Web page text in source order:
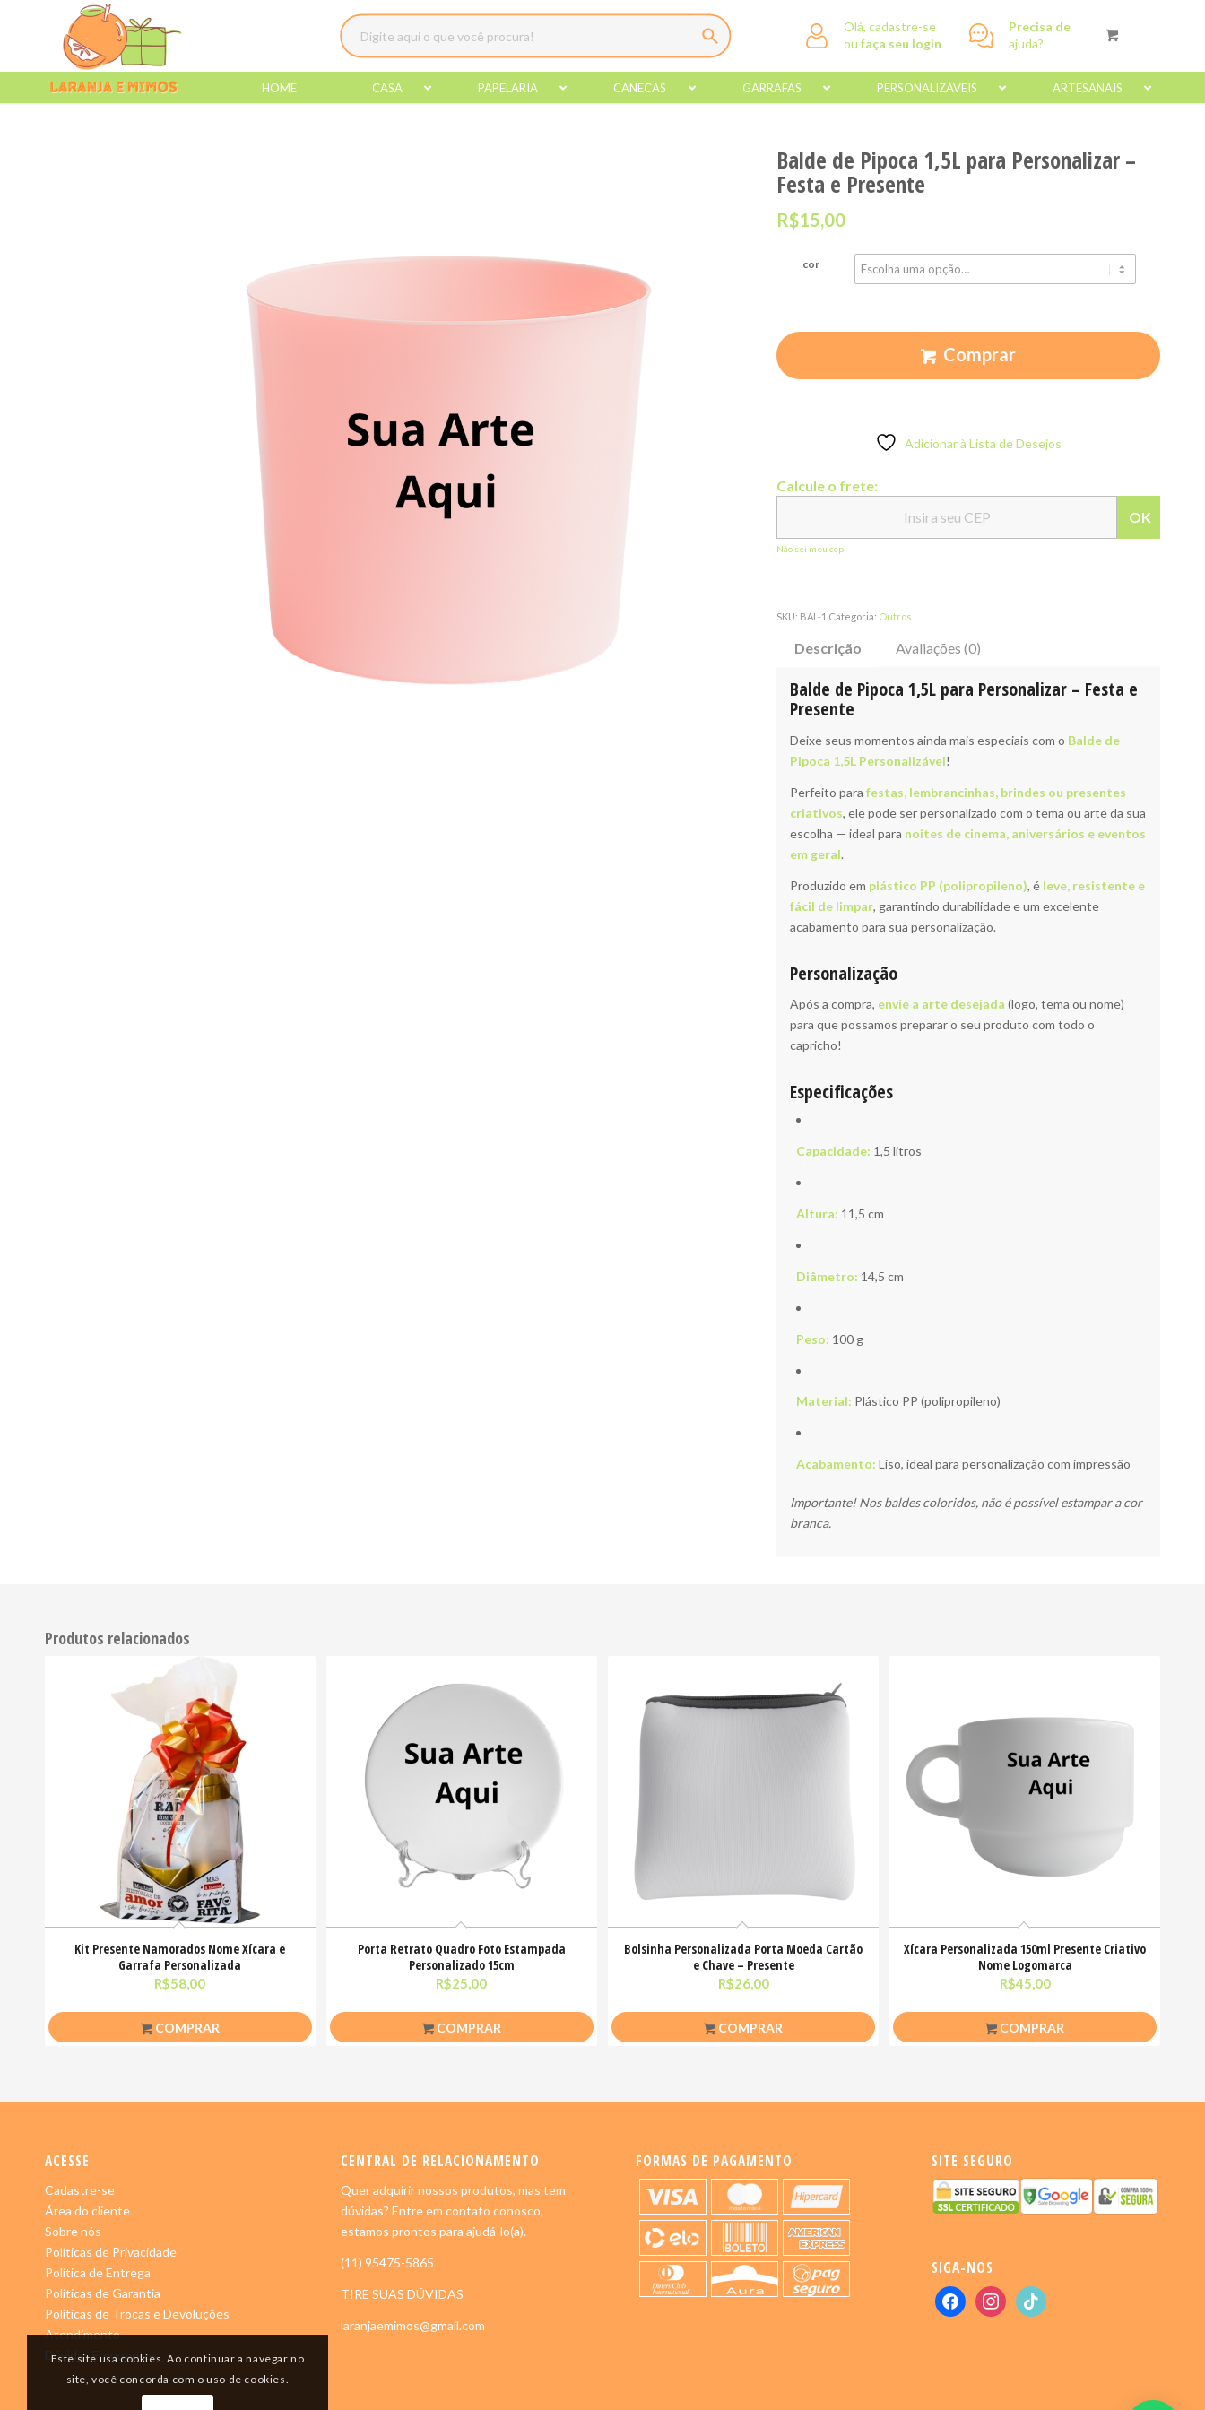
Olá, cadastre-se
oufaça seu login
Precisa de
ajuda?
HOME CASA PAPELARIA CANECAS GARRAFAS PERSONALIZÁVEIS ARTESANAIS
Balde de Pipoca 1,5L para Personalizar –
Festa e Presente
R$15,00
cor
Comprar
Adicionar à Lista de Desejos
Calcule o frete:
OK
Não sei meu cep
SKU: BAL-1 Categoria: Outros
Descrição Avaliações (0)
Balde de Pipoca 1,5L para Personalizar – Festa e
Presente
Deixe seus momentos ainda mais especiais com o Balde de
Pipoca 1,5L Personalizável!
Perfeito parafestas, lembrancinhas, brindes ou presentes
criativos, ele pode ser personalizado com o tema ou arte da sua
escolha — ideal para noites de cinema, aniversários e eventos
em geral.
Produzido em plástico PP (polipropileno), é leve, resistente e
fácil de limpar, garantindo durabilidade e um excelente
acabamento para sua personalização.
Personalização
Após a compra, envie a arte desejada (logo, tema ou nome)
para que possamos preparar o seu produto com todo o
capricho!
Especificações
Capacidade: 1,5 litros
Altura: 11,5 cm
Diâmetro: 14,5 cm
Peso: 100 g
Material: Plástico PP (polipropileno)
Acabamento: Liso, ideal para personalização com impressão
Importante! Nos baldes coloridos, não é possível estampar a cor
branca.
Produtos relacionados
Kit Presente Namorados Nome Xícara e
Garrafa Personalizada
R$58,00
COMPRAR
Porta Retrato Quadro Foto Estampada
Personalizado 15cm
R$25,00
COMPRAR
Bolsinha Personalizada Porta Moeda Cartão
e Chave – Presente
R$26,00
COMPRAR
Xícara Personalizada 150ml Presente Criativo
Nome Logomarca
R$45,00
COMPRAR
ACESSE
Cadastre-se
Área do cliente
Sobre nós
Políticas de Privacidade
Política de Entrega
Políticas de Garantia
Políticas de Trocas e Devoluções
Atendimento
Dúvidas Frequentes
CENTRAL DE RELACIONAMENTO
Quer adquirir nossos produtos, mas tem
dúvidas? Entre em contato conosco,
estamos prontos para ajudá-lo(a).
(11) 95475-5865
TIRE SUAS DÚVIDAS
laranjaemimos@gmail.com
FORMAS DE PAGAMENTO SITE SEGURO
SIGA-NOS
Este site usa cookies. Ao continuar a navegar no
site, você concorda com o uso de cookies.